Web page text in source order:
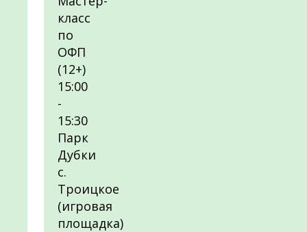
класс
по
ОФП
(12+)
15:00
-
15:30
Парк
Дубки
с.
Троицкое
(игровая
площадка)